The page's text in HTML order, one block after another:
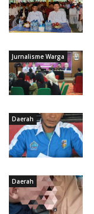
Jurnalisme Warga
Daerah
Daerah